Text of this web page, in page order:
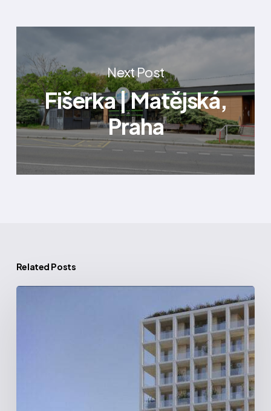
Next Post
Fišerka | Matějská,
Praha
Related Posts